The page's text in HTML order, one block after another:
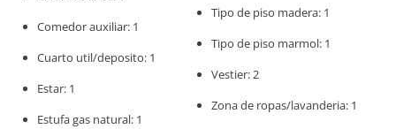
Comedor auxiliar: 1
Cuarto util/deposito: 1
Estar: 1
Estufa gas natural: 1
Tipo de piso madera: 1
Tipo de piso marmol: 1
Vestier: 2
Zona de ropas/lavanderia: 1